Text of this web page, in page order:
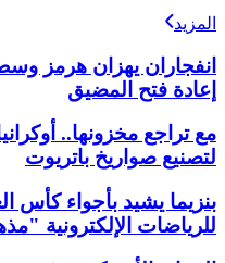
المزيد
انفجاران يهزان هرمز
إعادة فتح المضيق
مع تراجع مخزونها..
لتصنيع صواريخ باتريوت
بنزيما يشيد بأجواء كأس
للرياضات الإلكترونية